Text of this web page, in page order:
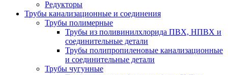
Редукторы
Трубы канализационные и соединения
Трубы полимерные
Трубы из поливинилхлорида ПВХ, НПВХ и
соединительные детали
Трубы полипропиленовые канализационные
и соединительные детали
Трубы чугунные